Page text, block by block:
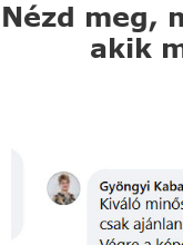
Nézd meg,
akik